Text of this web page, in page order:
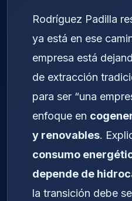
Rodríguez Padilla
ya está en ese
empresa está
de extracción
para ser “una
enfoque en
y renovables.
consumo
depende de
la transición debe